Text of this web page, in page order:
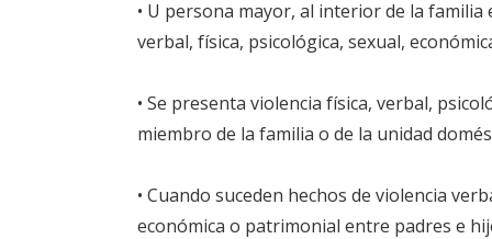
• U persona mayor, al interior de la
verbal, física, psicológica, sexual,
• Se presenta violencia física, verbal,
miembro de la familia o de la unidad
• Cuando suceden hechos de violencia
económica o patrimonial entre padres e